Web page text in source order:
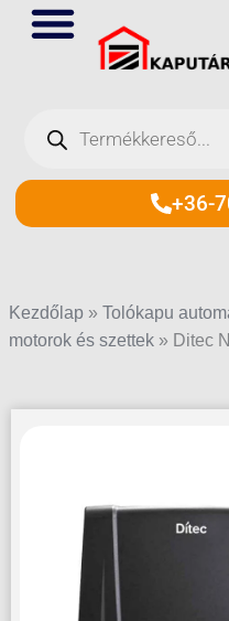
Skip
+36-
Kezdőlap » Tolókapu
motorok és szettek » Ditec